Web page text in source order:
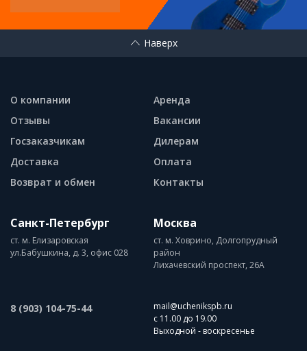
Наверх
О компании
Отзывы
Госзаказчикам
Доставка
Возврат и обмен
Аренда
Вакансии
Дилерам
Оплата
Контакты
Санкт-Петербург
ст. м. Елизаровская
ул.Бабушкина, д. 3, офис 028
Москва
ст. м. Ховрино, Долгопрудный
район
Лихачевский проспект, 26А
8 (903) 104-75-44
mail@uchenikspb.ru
с 11.00 до 19.00
Выходной - воскресенье